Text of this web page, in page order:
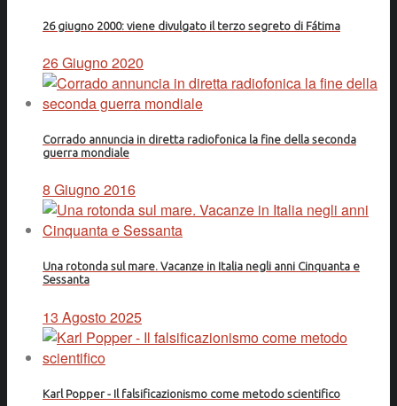
26 giugno 2000: viene divulgato il terzo segreto di Fátima
26 Giugno 2020
Corrado annuncia in diretta radiofonica la fine della seconda
guerra mondiale
8 Giugno 2016
Una rotonda sul mare. Vacanze in Italia negli anni Cinquanta e
Sessanta
13 Agosto 2025
Karl Popper - Il falsificazionismo come metodo scientifico